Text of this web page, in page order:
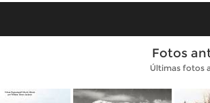
Fotos
Últimas fotos